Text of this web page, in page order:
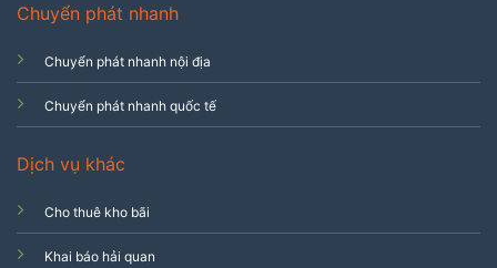
Chuyển phát nhanh
Chuyển phát nhanh nội địa
Chuyển phát nhanh quốc tế
Dịch vụ khác
Cho thuê kho bãi
Khai báo hải quan